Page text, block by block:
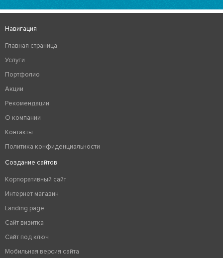
Навигация
Главная страница
Услуги
Портфолио
Акции
Рекомендации
О компании
Контакты
Политика конфиденциальности
Создание сайтов
Корпоративный сайт
Интернет магазин
Landing page
Сайт визитка
Сайт под ключ
Мобильная версия сайта